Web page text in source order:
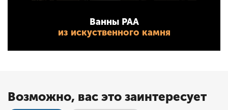
Ванны PAA
из искуственного камня
Возможно, вас это заинтересует